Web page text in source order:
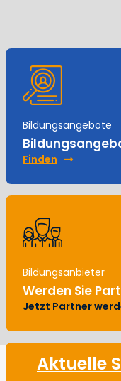
Bildungsangebote
Finden
Bildungsanbieter
Werden Sie
Jetzt Partner
Aktuelle